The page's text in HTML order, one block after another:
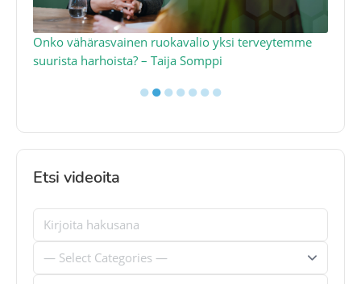
Onko vähärasvainen ruokavalio yksi terveytemme
suurista harhoista? – Taija Somppi
●●●●●●●
Etsi videoita